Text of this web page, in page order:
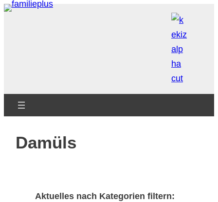
Zum
Damüls
Aktuelles nach Kategorien filtern: